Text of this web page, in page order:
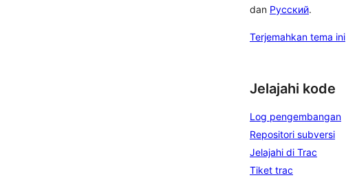
dan Русский.
Terjemahkan tema ini
Jelajahi kode
Log pengembangan
Repositori subversi
Jelajahi di Trac
Tiket trac